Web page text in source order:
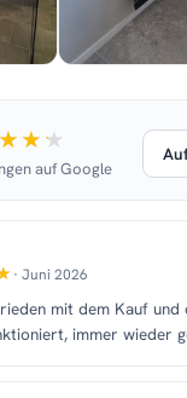
auf Google
· Juni 2026
mit dem Kauf und
immer wieder